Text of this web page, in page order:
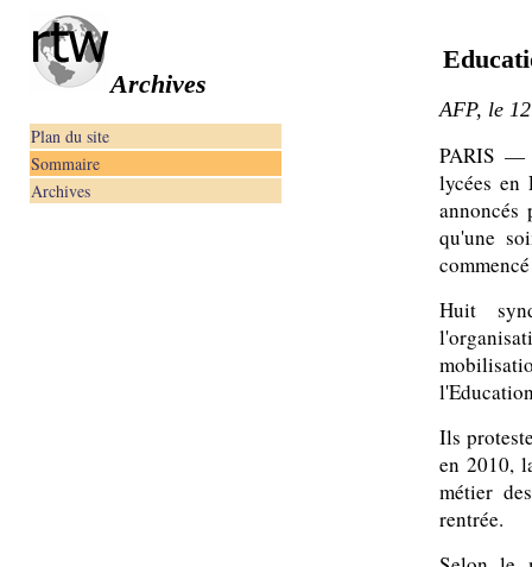
Archives
Plan du site
Sommaire
Archives
AFP, le
PARIS —
lycées en
qu'une
Huit
Ils
en 2010,
métier
rentrée.